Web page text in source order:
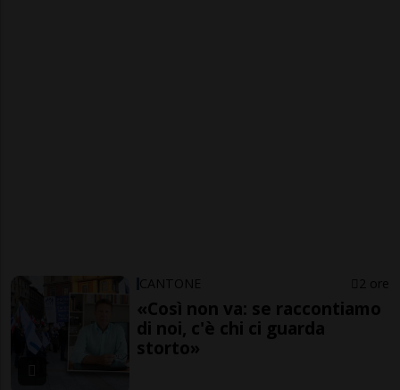
CANTONE 2 ore
«Così non va: se raccontiamo
di noi, c'è chi ci guarda
storto»